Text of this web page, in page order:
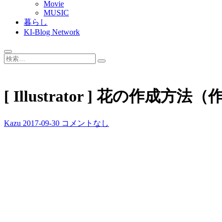
Movie
MUSIC
暮らし
KI-Blog Network
検
[ Illustrator ] 花の作成方法（作
Kazu 2017-09-30 コメントなし